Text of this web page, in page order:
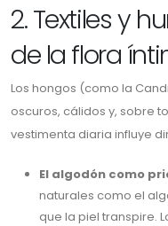
2. Textiles y
de la flora
Los hongos (como la
oscuros, cálidos y, sobre
vestimenta diaria influye
El algodón como
naturales como el
que la piel transpire.